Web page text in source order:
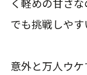
でも挑戦しやす
意外と万人ウ